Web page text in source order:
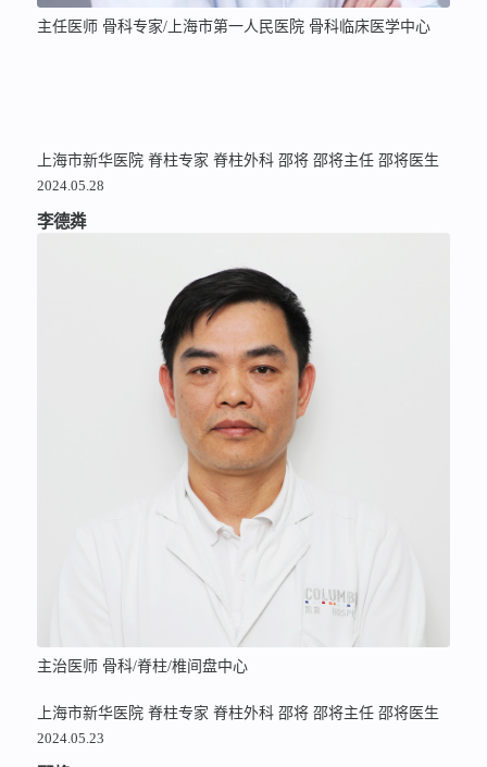
主任医师 骨科专家/上海市第一人民医院 骨科临床医学中心
上海市新华医院 脊柱专家 脊柱外科 邵将 邵将主任 邵将医生
2024.05.28
李德粦
主治医师 骨科/脊柱/椎间盘中心
上海市新华医院 脊柱专家 脊柱外科 邵将 邵将主任 邵将医生
2024.05.23